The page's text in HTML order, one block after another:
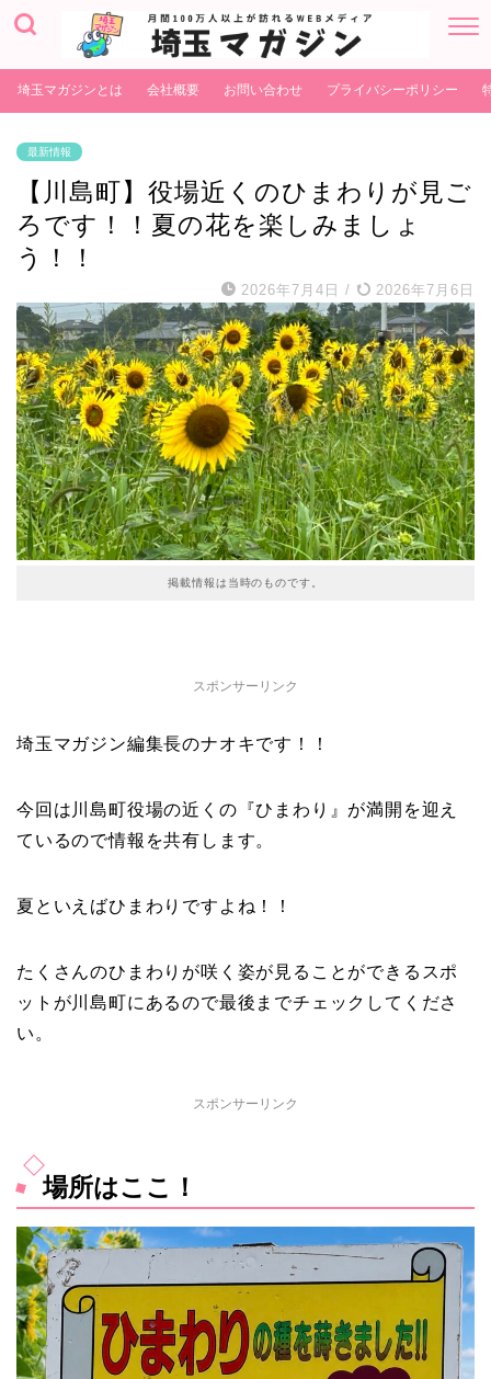
埼玉マガジンとは 会社概要 お問い合わせ プライバシーポリシー
最新情報
【川島町】役場近くのひまわりが見ご
ろです！！夏の花を楽しみましょ
う！！
2026年7月4日 / 2026年7月6日
掲載情報は当時のものです。
スポンサーリンク
埼玉マガジン編集長のナオキです！！
今回は川島町役場の近くの『ひまわり』が満開を迎え
ているので情報を共有します。
夏といえばひまわりですよね！！
たくさんのひまわりが咲く姿が見ることができるスポ
ットが川島町にあるので最後までチェックしてくださ
い。
スポンサーリンク
場所はここ！